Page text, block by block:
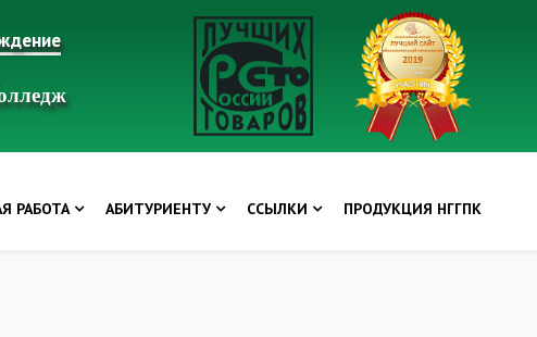
РАБОТА АБИТУРИЕНТУ ССЫЛКИ ПРОДУКЦИЯ НГГПК